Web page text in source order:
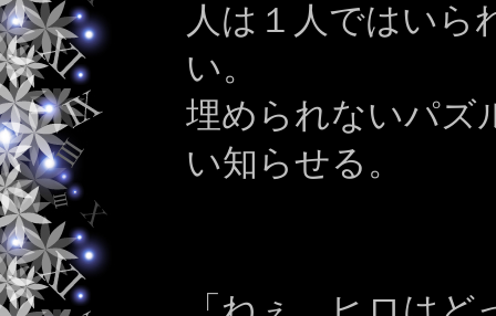
人は１人ではいら
い。
埋められないパズ
い知らせる。